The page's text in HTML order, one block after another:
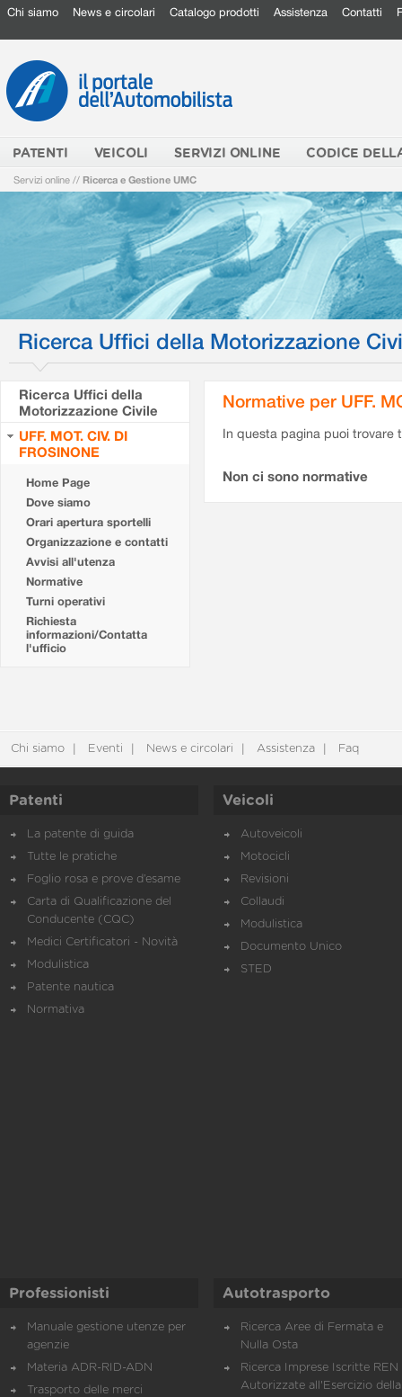
Chi siamo News e circolari Catalogo prodotti Assistenza Contatti
PATENTI VEICOLI SERVIZI ONLINE CODICE
Servizi online // Ricerca e Gestione UMC
Ricerca Uffici della Motorizzazione
Ricerca Uffici della
Motorizzazione Civile
UFF. MOT. CIV. DI
FROSINONE
Home Page
Dove siamo
Orari apertura sportelli
Organizzazione e contatti
Avvisi all'utenza
Normative
Turni operativi
Richiesta
informazioni/Contatta
l'ufficio
Normative per UFF.
In questa pagina puoi
Non ci sono normative
Chi siamo Eventi News e circolari Assistenza Faq
Patenti
La patente di guida
Tutte le pratiche
Foglio rosa e prove d’esame
Carta di Qualificazione del
Conducente (CQC)
Medici Certificatori - Novità
Modulistica
Patente nautica
Normativa
Veicoli
Autoveicoli
Motocicli
Revisioni
Collaudi
Modulistica
Documento Unico
STED
Professionisti
Manuale gestione utenze per
agenzie
Materia ADR-RID-ADN
Trasporto delle merci
Autotrasporto
Ricerca Aree di Fermata e
Nulla Osta
Ricerca Imprese Iscritte REN
Autorizzate all'Esercizio della